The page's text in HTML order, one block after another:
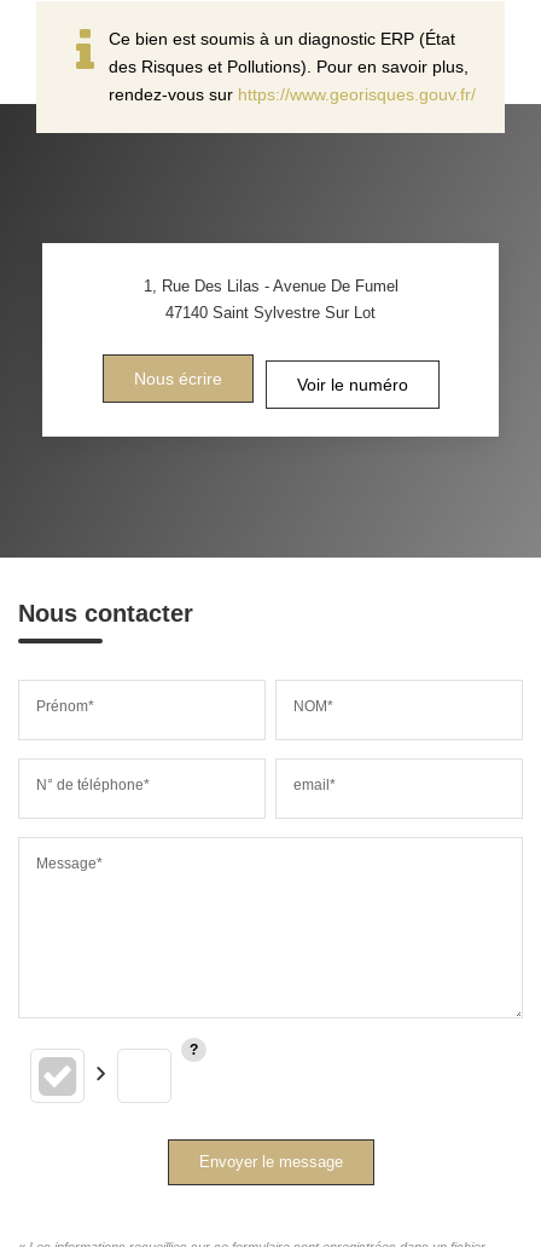
Ce bien est soumis à un diagnostic ERP (État
des Risques et Pollutions). Pour en savoir plus,
rendez-vous sur https://www.georisques.gouv.fr/
1, Rue Des Lilas - Avenue De Fumel
47140 Saint Sylvestre Sur Lot
Nous écrire Voir le numéro
Nous contacter
Prénom* NOM*
N° de téléphone* email*
Message*
Envoyer le message